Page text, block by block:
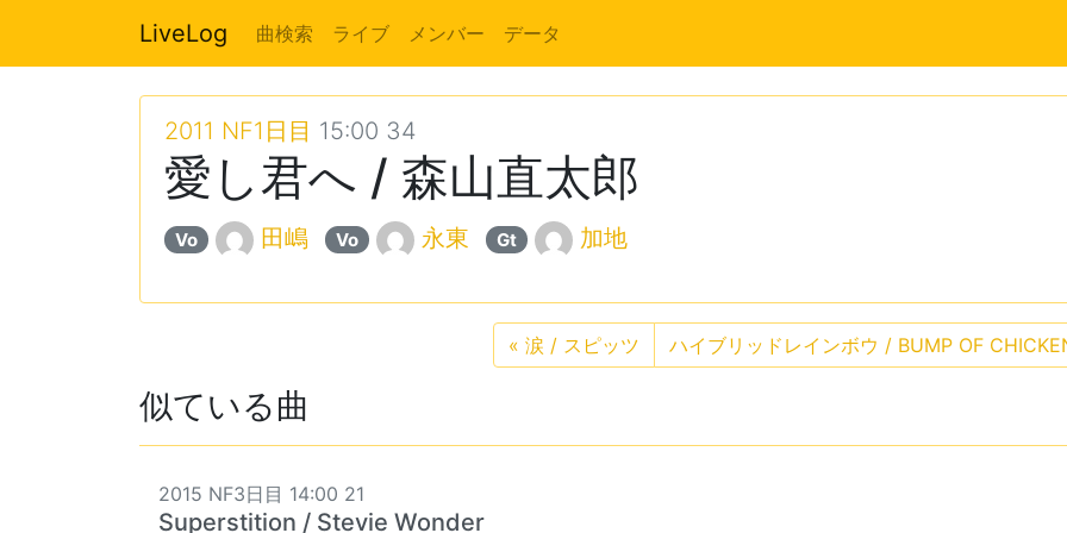
LiveLog 曲検索 ライブ メンバー データ
2011 NF1日目 15:00 34
愛し君へ / 森山直太郎
Vo 田嶋 Vo 永東 Gt 加地
« 涙 / スピッツ ハイブリッドレインボウ / BUMP OF
似ている曲
2015 NF3日目 14:00 21
Superstition / Stevie Wonder